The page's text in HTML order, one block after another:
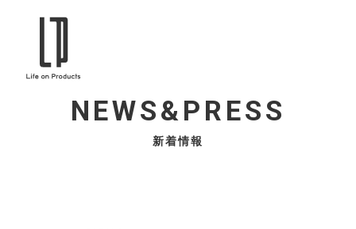
NEWS&PRESS
新着情報